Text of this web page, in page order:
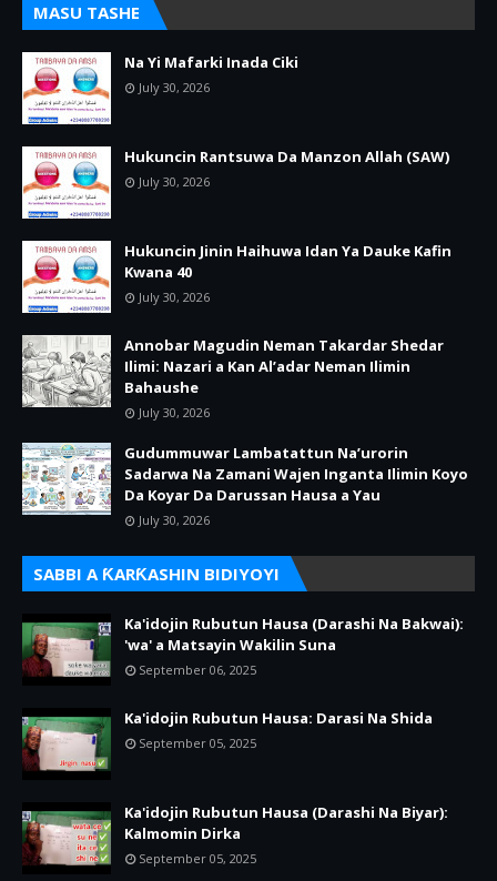
MASU TASHE
Na Yi Mafarki Inada Ciki
July 30, 2026
Hukuncin Rantsuwa Da Manzon Allah (SAW)
July 30, 2026
Hukuncin Jinin Haihuwa Idan Ya Dauke Kafin
Kwana 40
July 30, 2026
Annobar Magudin Neman Takardar Shedar
Ilimi: Nazari a Kan Al’adar Neman Ilimin
Bahaushe
July 30, 2026
Gudummuwar Lambatattun Na’urorin
Sadarwa Na Zamani Wajen Inganta Ilimin Koyo
Da Koyar Da Darussan Hausa a Yau
July 30, 2026
SABBI A ƘARƘASHIN BIDIYOYI
Ka'idojin Rubutun Hausa (Darashi Na Bakwai):
'wa' a Matsayin Wakilin Suna
September 06, 2025
Ka'idojin Rubutun Hausa: Darasi Na Shida
September 05, 2025
Ka'idojin Rubutun Hausa (Darashi Na Biyar):
Kalmomin Dirka
September 05, 2025